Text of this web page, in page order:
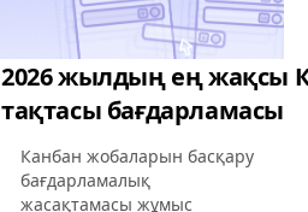
2026 жылдың ең жақсы
тақтасы бағдарламасы
Канбан жобаларын басқару
бағдарламалық
жасақтамасы жұмыс